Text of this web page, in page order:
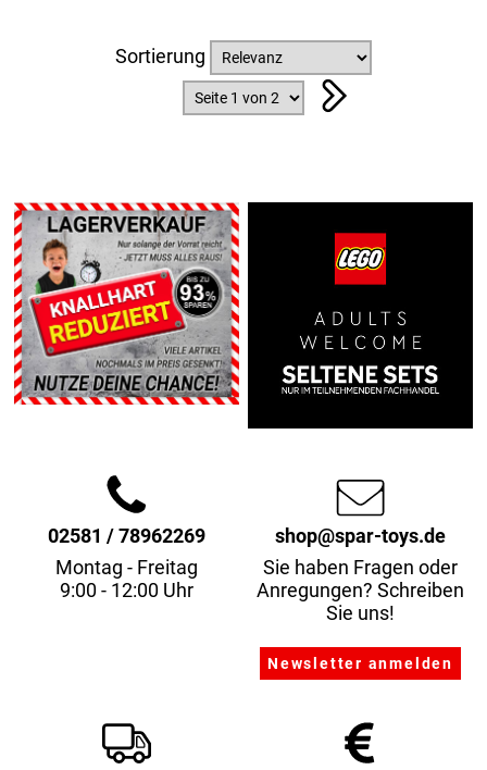
Sortierung
02581 / 78962269
Montag - Freitag
9:00 - 12:00 Uhr
shop@spar-toys.de
Sie haben Fragen oder
Anregungen? Schreiben
Sie uns!